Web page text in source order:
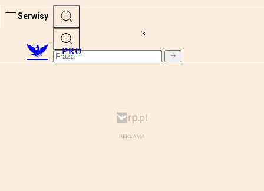
Serwisy
PRO